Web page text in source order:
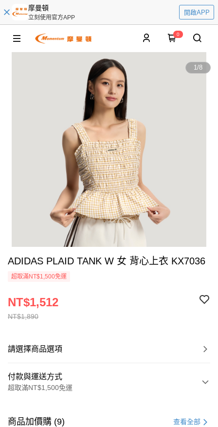
摩曼頓
立刻使用官方APP
開啟APP
0
1/8
ADIDAS PLAID TANK W 女 背心上衣 KX7036
超取滿NT$1,500免運
NT$1,890
NT$1,512
請選擇商品選項
付款與運送方式
超取滿NT$1,500免運
信用卡一次付款
商品加價購 (9) 查看全部